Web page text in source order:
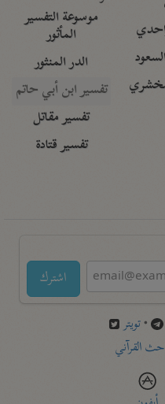
موسوعة التفسير
المأثور
الدر المنثور
تفسير ابن أبي حاتم
تفسير مقاتل
تفسير قتادة
اشترك
•تويتر
القرآني